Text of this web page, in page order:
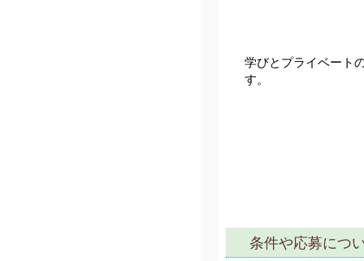
学びとプライベート
す。
条件や応募につ